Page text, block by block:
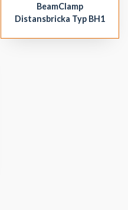
BeamClamp
Distansbricka Typ BH1